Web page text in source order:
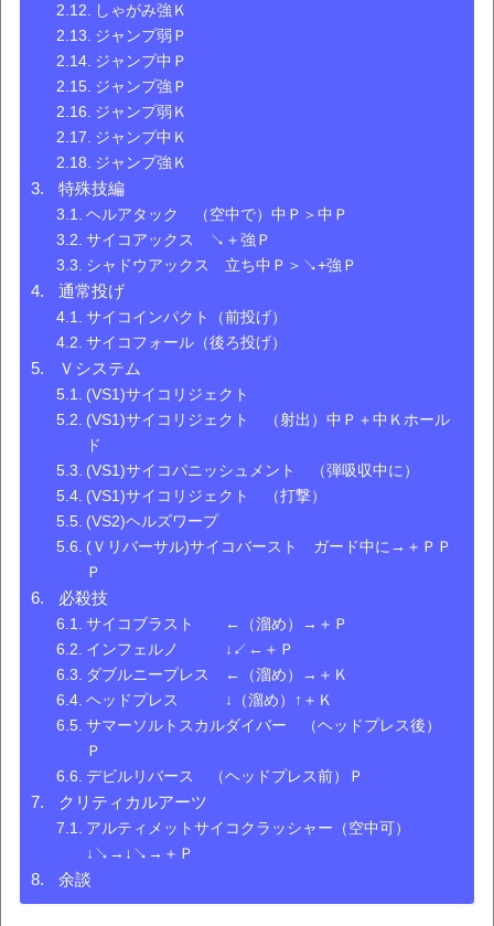
しゃがみ強Ｋ
ジャンプ弱Ｐ
ジャンプ中Ｐ
ジャンプ強Ｐ
ジャンプ弱Ｋ
ジャンプ中Ｋ
ジャンプ強Ｋ
特殊技編
ヘルアタック （空中で）中Ｐ＞中Ｐ
サイコアックス ↘＋強Ｐ
シャドウアックス 立ち中Ｐ＞↘+強Ｐ
通常投げ
サイコインパクト（前投げ）
サイコフォール（後ろ投げ）
Ｖシステム
(VS1)サイコリジェクト
(VS1)サイコリジェクト （射出）中Ｐ＋中Ｋホール
ド
(VS1)サイコパニッシュメント （弾吸収中に）
(VS1)サイコリジェクト （打撃）
(VS2)ヘルズワープ
(Ｖリバーサル)サイコバースト ガード中に→＋ＰＰ
Ｐ
必殺技
サイコブラスト ←（溜め）→＋Ｐ
インフェルノ ↓↙←＋Ｐ
ダブルニープレス ←（溜め）→＋Ｋ
ヘッドプレス ↓（溜め）↑＋Ｋ
サマーソルトスカルダイバー （ヘッドプレス後）
Ｐ
デビルリバース （ヘッドプレス前）Ｐ
クリティカルアーツ
アルティメットサイコクラッシャー（空中可）
↓↘→↓↘→＋Ｐ
余談